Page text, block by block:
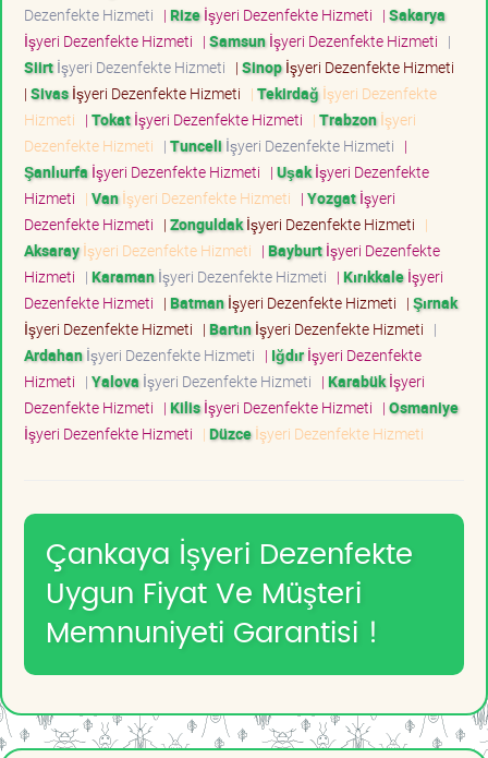
Dezenfekte Hizmeti | Rizeİşyeri Dezenfekte Hizmeti | Sakarya
İşyeri Dezenfekte Hizmeti | Samsunİşyeri Dezenfekte Hizmeti |
Siirtİşyeri Dezenfekte Hizmeti | Sinopİşyeri Dezenfekte Hizmeti
| Sivasİşyeri Dezenfekte Hizmeti | Tekirdağ İşyeri Dezenfekte
Hizmeti | Tokatİşyeri Dezenfekte Hizmeti | Trabzonİşyeri
Dezenfekte Hizmeti | Tunceli İşyeri Dezenfekte Hizmeti |
Şanlıurfa İşyeri Dezenfekte Hizmeti | Uşakİşyeri Dezenfekte
Hizmeti | Vanİşyeri Dezenfekte Hizmeti | Yozgatİşyeri
Dezenfekte Hizmeti | Zonguldakİşyeri Dezenfekte Hizmeti |
Aksarayİşyeri Dezenfekte Hizmeti | Bayburtİşyeri Dezenfekte
Hizmeti | Karamanİşyeri Dezenfekte Hizmeti | Kırıkkaleİşyeri
Dezenfekte Hizmeti | Batmanİşyeri Dezenfekte Hizmeti | Şırnak
İşyeri Dezenfekte Hizmeti | Bartınİşyeri Dezenfekte Hizmeti |
Ardahanİşyeri Dezenfekte Hizmeti | Iğdırİşyeri Dezenfekte
Hizmeti | Yalova İşyeri Dezenfekte Hizmeti | Karabükİşyeri
Dezenfekte Hizmeti | Kilisİşyeri Dezenfekte Hizmeti | Osmaniye
İşyeri Dezenfekte Hizmeti | Düzceİşyeri Dezenfekte Hizmeti
Çankaya İşyeri Dezenfekte
Uygun Fiyat Ve Müşteri
Memnuniyeti Garantisi !